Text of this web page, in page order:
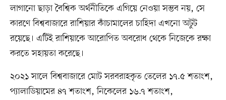
লাগানো ছাড়া বৈশ্বিক অর্থনীতিকে এগিয়ে নেওয়া সম্ভব নয়, সে
কারণে বিশ্ববাজারে রাশিয়ার কাঁচামালের চাহিদা এখনো অটুট
রয়েছে। এটিই রাশিয়াকে আরোপিত অবরোধ থেকে নিজেকে রক্ষা
করতে সহায়তা করেছে।
২০২১ সালে বিশ্ববাজারে মোট সরবরাহকৃত তেলের ১৭.৫ শতাংশ,
প্যালাডিয়ামের ৪৭ শতাংশ, নিকেলের ১৬.৭ শতাংশ,